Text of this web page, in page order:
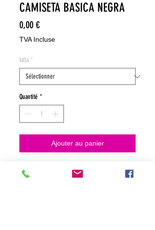
CAMISETA BASICA NEGRA
0,00 €Prix
TVA Incluse
talla *
Quantité *
Ajouter au panier
NO HACEMOS ENVIOS ON LINE